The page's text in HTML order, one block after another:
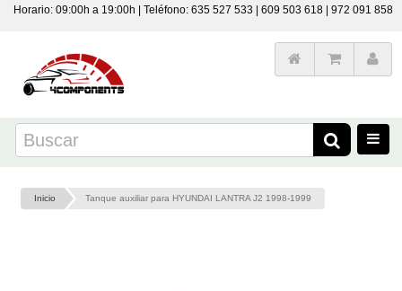
Horario: 09:00h a 19:00h | Teléfono: 635 527 533 | 609 503 618 | 972 091 858
Inicio Tanque auxiliar para HYUNDAI LANTRA J2 1998-1999